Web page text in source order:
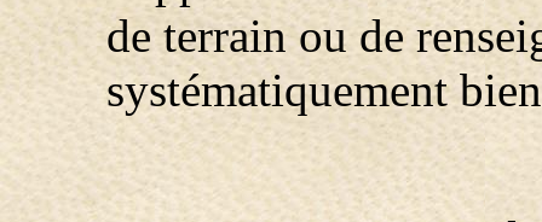
de terrain ou de
systématiquement